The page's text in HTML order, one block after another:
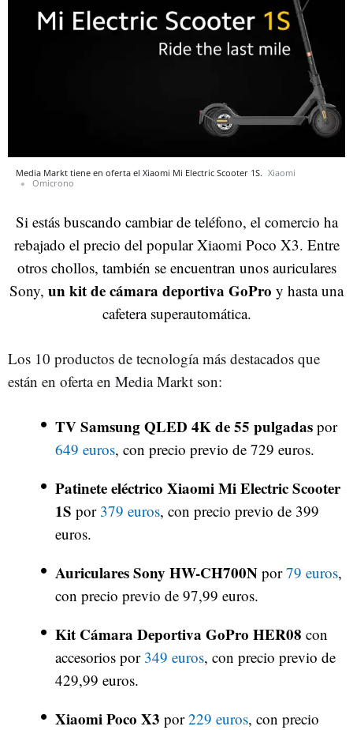
Media Markt tiene en oferta el Xiaomi Mi Electric Scooter 1S. Xiaomi
Omicrono
Si estás buscando cambiar de teléfono, el comercio ha
rebajado el precio del popular Xiaomi Poco X3. Entre
otros chollos, también se encuentran unos auriculares
Sony, un kit de cámara deportiva GoPro y hasta una
cafetera superautomática.
Los 10 productos de tecnología más destacados que
están en oferta en Media Markt son:
TV Samsung QLED 4K de 55 pulgadas por
649 euros, con precio previo de 729 euros.
Patinete eléctrico Xiaomi Mi Electric Scooter
1S por 379 euros, con precio previo de 399
euros.
Auriculares Sony HW-CH700N por79 euros,
con precio previo de 97,99 euros.
Kit Cámara Deportiva GoPro HER08 con
accesorios por 349 euros, con precio previo de
429,99 euros.
Xiaomi Poco X3 por229 euros, con precio